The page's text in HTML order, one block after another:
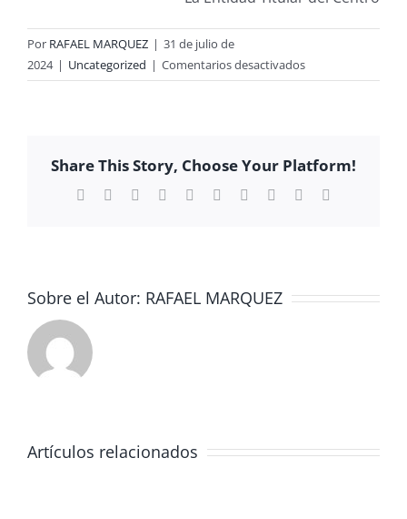
Por RAFAEL MARQUEZ | 31 de julio de
2024 | Uncategorized | Comentarios desactivadosen
ANUNCIO
PROFESORADO
Share This Story, Choose Your Platform!
Facebook Reddit LinkedInWhatsApp
TumblrPinterest Xing
Sobre el Autor: RAFAEL MARQUEZ
Artículos relacionados